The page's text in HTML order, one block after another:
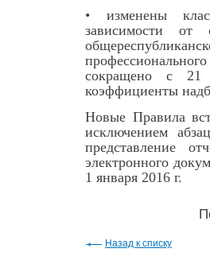
• изменены
зависимости от
сокращено с
коэффициенты
Новые Правила
исключением
представление
электронного
1 января 2016 г.
Назад к списку